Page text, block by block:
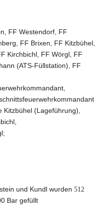
FF Westendorf, FF
FF Brixen, FF Kitzbühel,
Kirchbichl, FF Wörgl, FF
(ATS-Füllstation), FF
(Lageführung),
und Kundl wurden 512
Bar gefüllt